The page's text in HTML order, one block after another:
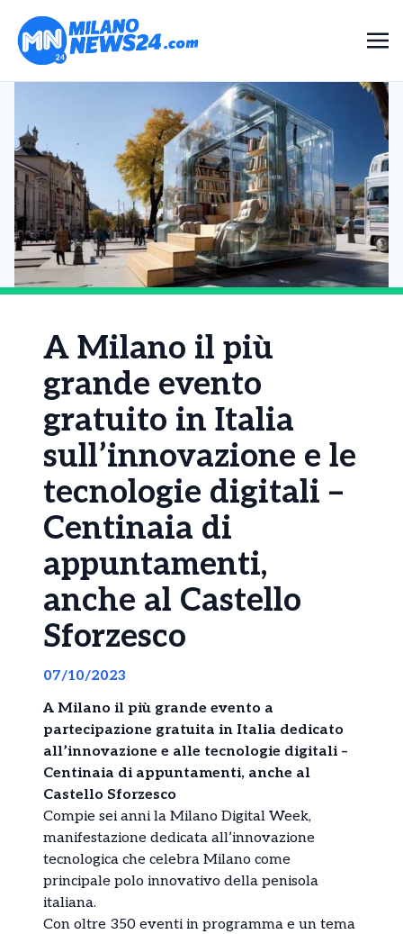
A Milano il più
grande evento
gratuito in Italia
sull’innovazione e le
tecnologie digitali –
Centinaia di
appuntamenti,
anche al Castello
Sforzesco
07/10/2023
A Milano il più grande evento a
partecipazione gratuita in Italia dedicato
all’innovazione e alle tecnologie digitali –
Centinaia di appuntamenti, anche al
Castello Sforzesco
Compie sei anni la Milano Digital Week,
manifestazione dedicata all’innovazione
tecnologica che celebra Milano come
principale polo innovativo della penisola
italiana.
Con oltre 350 eventi in programma e un tema